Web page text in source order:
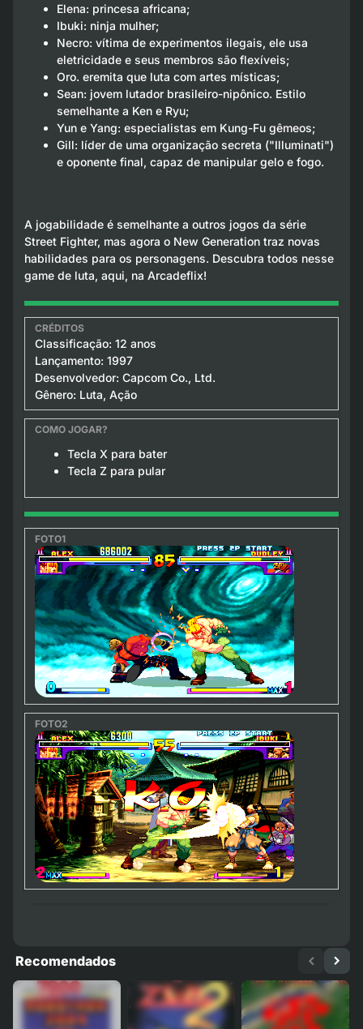
Elena: princesa africana;
Ibuki: ninja mulher;
Necro: vítima de experimentos ilegais, ele usa
eletricidade e seus membros são flexíveis;
Oro. eremita que luta com artes místicas;
Sean: jovem lutador brasileiro-nipônico. Estilo
semelhante a Ken e Ryu;
Yun e Yang: especialistas em Kung-Fu gêmeos;
Gill: líder de uma organização secreta ("Illuminati")
e oponente final, capaz de manipular gelo e fogo.
A jogabilidade é semelhante a outros jogos da série
Street Fighter, mas agora o New Generation traz novas
habilidades para os personagens. Descubra todos nesse
game de luta, aqui, na Arcadeflix!
Classificação: 12 anos
Lançamento: 1997
Desenvolvedor: Capcom Co., Ltd.
Gênero: Luta, Ação
Tecla X para bater
Tecla Z para pular
Recomendados